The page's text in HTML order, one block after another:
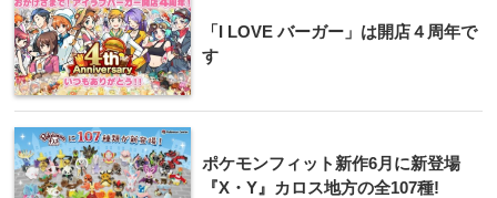
「I LOVE バーガー」は開店４周年で
す
ポケモンフィット新作6月に新登場
『X・Y』カロス地方の全107種!